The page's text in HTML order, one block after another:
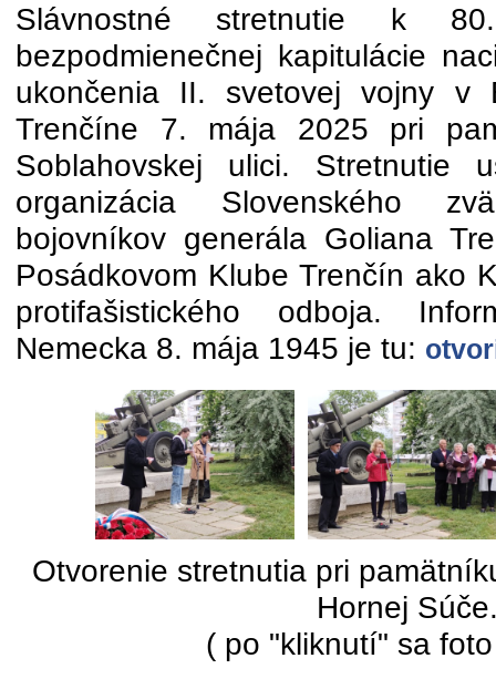
Slávnostné stretnutie k
bezpodmienečnej kapitulácie
ukončenia II. svetovej vojny v
Trenčíne 7. mája 2025 pri
Soblahovskej ulici. Stretnutie
organizácia Slovenského
bojovníkov generála Goliana
Posádkovom Klube Trenčín ako
protifašistického odboja.
Nemecka 8. mája 1945 je tu:
Otvorenie stretnutia pri
Hornej
( po "kliknutí" sa